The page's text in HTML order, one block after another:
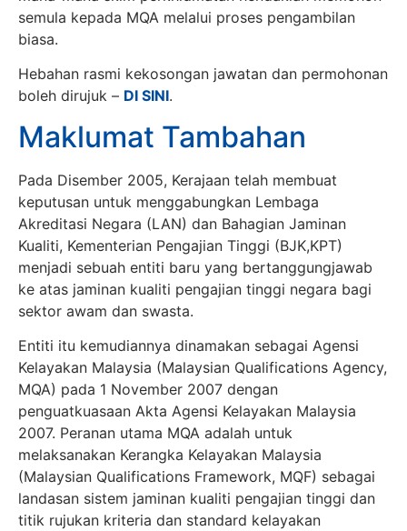
semula kepada MQA melalui proses pengambilan
biasa.
Hebahan rasmi kekosongan jawatan dan permohonan
boleh dirujuk – DI SINI.
Maklumat Tambahan
Pada Disember 2005, Kerajaan telah membuat
keputusan untuk menggabungkan Lembaga
Akreditasi Negara (LAN) dan Bahagian Jaminan
Kualiti, Kementerian Pengajian Tinggi (BJK,KPT)
menjadi sebuah entiti baru yang bertanggungjawab
ke atas jaminan kualiti pengajian tinggi negara bagi
sektor awam dan swasta.
Entiti itu kemudiannya dinamakan sebagai Agensi
Kelayakan Malaysia (Malaysian Qualifications Agency,
MQA) pada 1 November 2007 dengan
penguatkuasaan Akta Agensi Kelayakan Malaysia
2007. Peranan utama MQA adalah untuk
melaksanakan Kerangka Kelayakan Malaysia
(Malaysian Qualifications Framework, MQF) sebagai
landasan sistem jaminan kualiti pengajian tinggi dan
titik rujukan kriteria dan standard kelayakan